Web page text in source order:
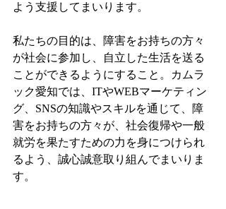
よう支援してまいります。
私たちの目的は、障害をお持ちの方々
が社会に参加し、自立した生活を送る
ことができるようにすること。カムラ
ック愛知では、ITやWEBマーケティン
グ、SNSの知識やスキルを通じて、障
害をお持ちの方々が、社会復帰や一般
就労を果たすための力を身につけられ
るよう、誠心誠意取り組んでまいりま
す。